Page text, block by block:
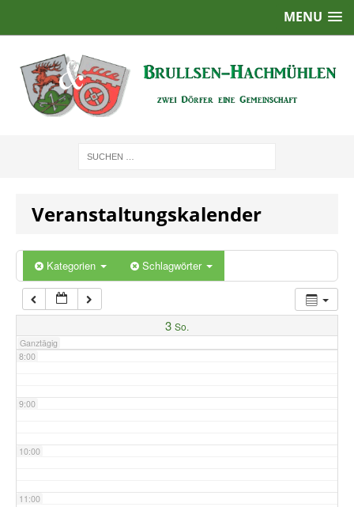
MENU
Veranstaltungskalender
Kategorien Schlagwörter
3 So.
Ganztägig
2:00
5:00
7:00
8:00
9:00
10:00
11:00